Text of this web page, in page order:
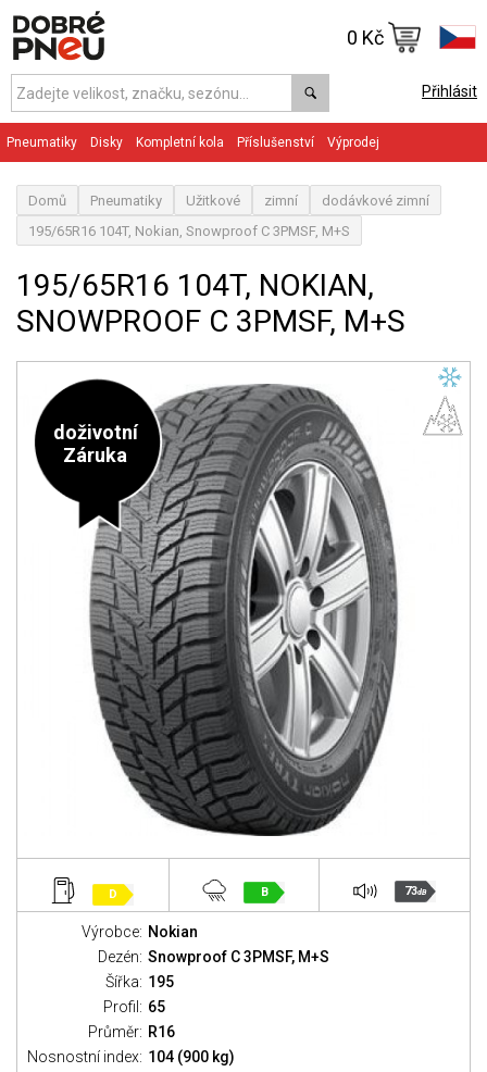
Přihlásit
0 Kč
Pneumatiky Disky Kompletní kola Příslušenství Výprodej
Domů Pneumatiky Užitkové zimní
dodávkové zimní
195/65R16 104T, Nokian, Snowproof C 3PMSF, M+S
195/65R16 104T, NOKIAN,
SNOWPROOF C 3PMSF, M+S
doživotní
Záruka
D B 73dB
Výrobce: Nokian
Dezén: Snowproof C 3PMSF, M+S
Šířka: 195
Profil: 65
Průměr: R16
Nosnostní index: 104 (900 kg)